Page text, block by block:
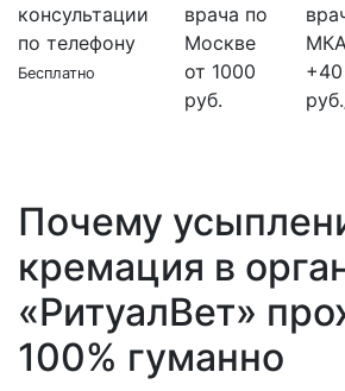
консультации
по телефону
Бесплатно
врача по
Москве
от 1000
руб.
+40
Почему
кремация в
«РитуалВет»
100% гуманно